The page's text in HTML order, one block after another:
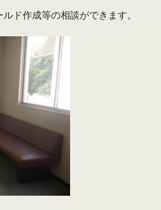
ド作成等の相談ができます。